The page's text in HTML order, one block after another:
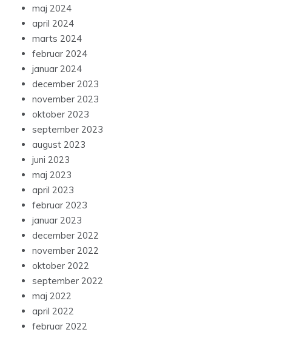
maj 2024
april 2024
marts 2024
februar 2024
januar 2024
december 2023
november 2023
oktober 2023
september 2023
august 2023
juni 2023
maj 2023
april 2023
februar 2023
januar 2023
december 2022
november 2022
oktober 2022
september 2022
maj 2022
april 2022
februar 2022